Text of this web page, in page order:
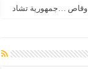
وقاص …جمهورية تشاد